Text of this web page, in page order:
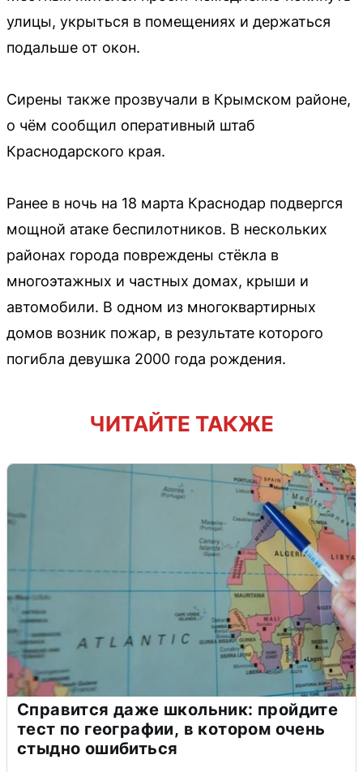
улицы, укрыться в помещениях и держаться
подальше от окон.
Сирены также прозвучали в Крымском районе,
о чём сообщил оперативный штаб
Краснодарского края.
Ранее в ночь на 18 марта Краснодар подвергся
мощной атаке беспилотников. В нескольких
районах города повреждены стёкла в
многоэтажных и частных домах, крыши и
автомобили. В одном из многоквартирных
домов возник пожар, в результате которого
погибла девушка 2000 года рождения.
ЧИТАЙТЕ ТАКЖЕ
Справится даже школьник: пройдите
тест по географии, в котором очень
стыдно ошибиться